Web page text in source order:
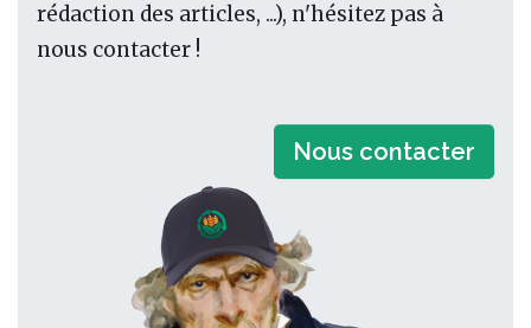
rédaction des articles, ...), n'hésitez pas à
nous contacter !
Nous contacter